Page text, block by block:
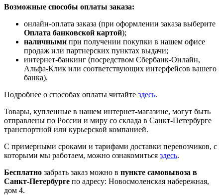
Возможные способы оплаты заказа:
онлайн-оплата заказа (при оформлении заказа выберите
Оплата банковской картой);
наличными при получении покупки в нашем офисе
продаж или партнерских пунктах выдачи;
интернет-банкинг (посредством Сбербанк-Онлайн,
Альфа-Клик или соответствующих интерфейсов вашего
банка).
Подробнее о способах оплаты читайте здесь.
Товары, купленные в нашем интернет-магазине, могут быть
отправлены по России и миру со склада в Санкт-Петербурге
транспортной или курьерской компанией.
С примерными сроками и тарифами доставки перевозчиков, с
которыми мы работаем, можно ознакомиться здесь.
Бесплатно забрать заказ можно в пункте самовывоза в
Санкт-Петербурге по адресу: Новосмоленская набережная,
дом 4.